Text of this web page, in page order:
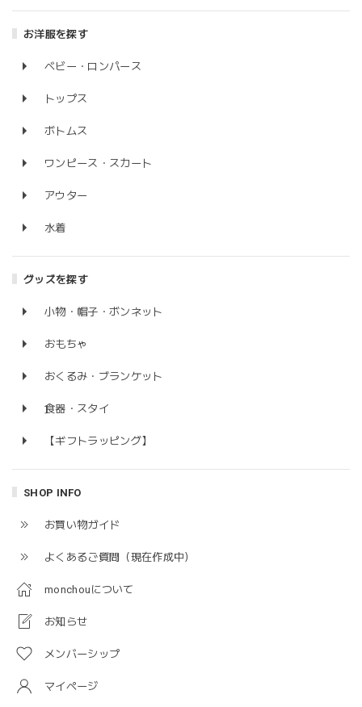
お洋服を探す
ベビー・ロンパース
トップス
ボトムス
ワンピース・スカート
アウター
水着
グッズを探す
小物・帽子・ボンネット
おもちゃ
おくるみ・ブランケット
食器・スタイ
【ギフトラッピング】
SHOP INFO
お買い物ガイド
よくあるご質問（現在作成中）
monchouについて
お知らせ
メンバーシップ
マイページ